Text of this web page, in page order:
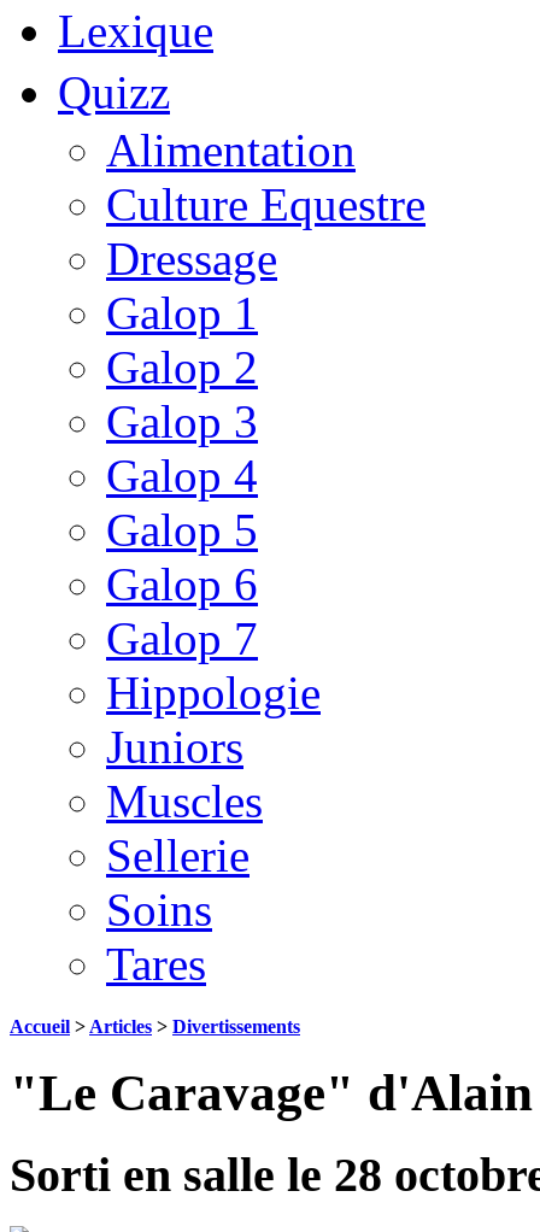
Lexique
Quizz
Alimentation
Culture Equestre
Dressage
Galop 1
Galop 2
Galop 3
Galop 4
Galop 5
Galop 6
Galop 7
Hippologie
Juniors
Muscles
Sellerie
Soins
Tares
Accueil > Articles > Divertissements
"Le Caravage" d'Alain
Sorti en salle le 28